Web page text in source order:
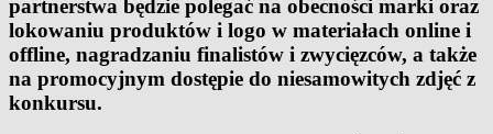
partnerstwa będzie polegać na obecności marki oraz
lokowaniu produktów i logo w materiałach online i
offline, nagradzaniu finalistów i zwycięzców, a także
na promocyjnym dostępie do niesamowitych zdjęć z
konkursu.